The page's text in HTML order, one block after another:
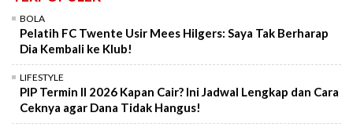
BOLA
Pelatih FC Twente Usir Mees Hilgers: Saya Tak Berharap
Dia Kembali ke Klub!
LIFESTYLE
PIP Termin II 2026 Kapan Cair? Ini Jadwal Lengkap dan Cara
Ceknya agar Dana Tidak Hangus!